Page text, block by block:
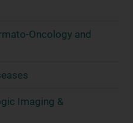
Oncology and
Imaging &